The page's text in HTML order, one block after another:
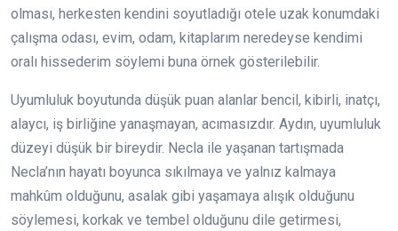
olması, herkesten kendini soyutladığı otele uzak konumdaki
çalışma odası, evim, odam, kitaplarım neredeyse kendimi
oralı hissederim söylemi buna örnek gösterilebilir.
Uyumluluk boyutunda düşük puan alanlar bencil, kibirli, inatçı,
alaycı, iş birliğine yanaşmayan, acımasızdır. Aydın, uyumluluk
düzeyi düşük bir bireydir. Necla ile yaşanan tartışmada
Necla’nın hayatı boyunca sıkılmaya ve yalnız kalmaya
mahkûm olduğunu, asalak gibi yaşamaya alışık olduğunu
söylemesi, korkak ve tembel olduğunu dile getirmesi,